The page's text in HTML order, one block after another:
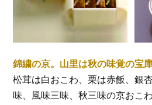
錦繍の京。山里は秋の味覚の宝庫
松茸は白おこわ、栗は赤飯、銀
味、風味三味、秋三味の京おこ